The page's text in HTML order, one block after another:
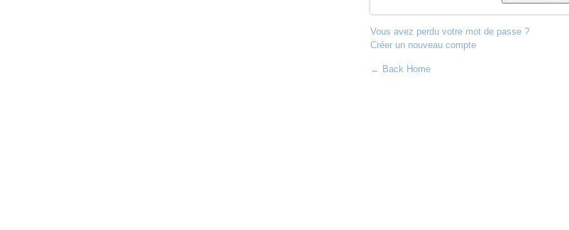
Vous avez perdu votre mot de passe ?
Créer un nouveau compte
← Back Home